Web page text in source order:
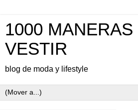
1000 MANERAS
VESTIR
blog de moda y lifestyle